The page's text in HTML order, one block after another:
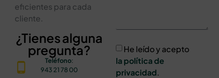
eficientes para cada
cliente.
¿Tienes alguna
pregunta?
Teléfono:
943 21 78 00
He leído y acepto
la política de
privacidad.